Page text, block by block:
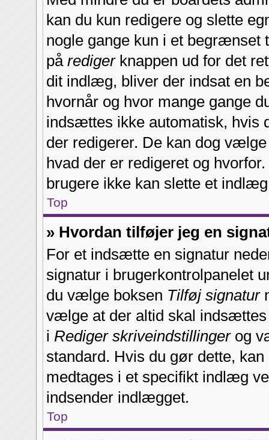
kan du kun redigere og slette
nogle gange kun i et begrænset
på redigerknappen ud for det
dit indlæg, bliver der indsat en
hvornår og hvor mange gange
indsættes ikke automatisk, hvis
der redigerer. De kan dog
hvad der er redigeret og
brugere ikke kan slette et
Top
» Hvordan tilføjer jeg en
For et indsætte en signatur
signatur i brugerkontrolpanelet
du vælge boksen Tilføj signatur
vælge at der altid skal
i Rediger skriveindstillingerog
standard. Hvis du gør dette,
medtages i et specifikt indlæg
indsender indlægget.
Top